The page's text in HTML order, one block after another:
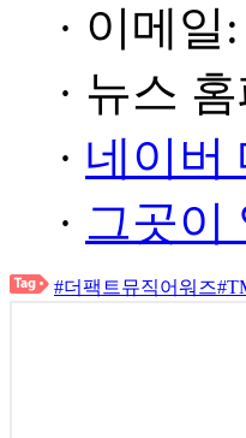
· 이메일:
· 뉴스
· 네이버
· 그곳이
#더팩트뮤직어워즈